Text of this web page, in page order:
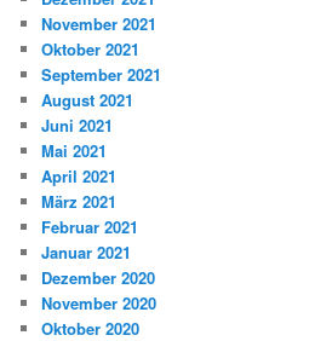
November 2021
Oktober 2021
September 2021
August 2021
Juni 2021
Mai 2021
April 2021
März 2021
Februar 2021
Januar 2021
Dezember 2020
November 2020
Oktober 2020